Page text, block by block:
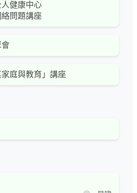
健康中心
問題講座
會
家庭與教育」講座